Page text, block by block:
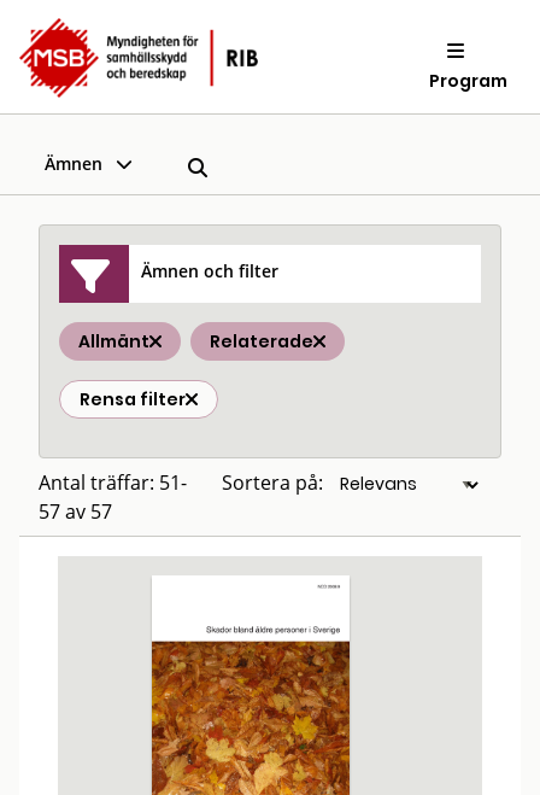
Program
Ämnen
Ämnen och filter
Allmänt Relaterade
Rensa filter
Antal träffar: 51-
57 av 57
Sortera på: